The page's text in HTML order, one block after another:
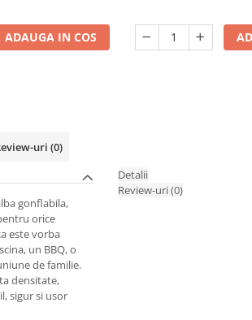
ADAUGA IN COS
uri (0)
gonflabila,
orice
este vorba
un BBQ, o
de familie.
densitate,
sigur si usor
Detalii
Review-uri(0)